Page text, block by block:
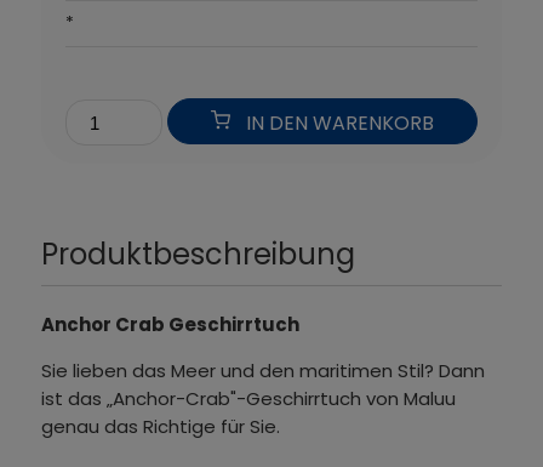
*
IN DEN WARENKORB
Produktbeschreibung
Anchor Crab Geschirrtuch
Sie lieben das Meer und den maritimen Stil? Dann
ist das „Anchor-Crab"-Geschirrtuch von Maluu
genau das Richtige für Sie.